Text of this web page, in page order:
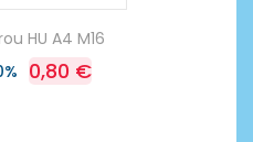
HU A4 M16
0,80 €